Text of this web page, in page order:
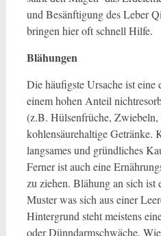
und Besänftigung des Leber
bringen hier oft schnell Hilfe.
Blähungen
Die häufigste Ursache ist eine
einem hohen Anteil
(z.B. Hülsenfrüche,
kohlensäurehaltige Getränke.
langsames und gründliches
Ferner ist auch eine
zu ziehen. Blähung an sich ist
Muster was sich aus einer
Hintergrund steht meistens
oder Dünndarmschwäche.